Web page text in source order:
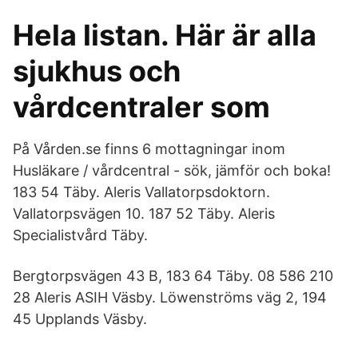
Hela listan. Här är alla
sjukhus och
vårdcentraler som
På Vården.se finns 6 mottagningar inom
Husläkare / vårdcentral - sök, jämför och boka!
183 54 Täby. Aleris Vallatorpsdoktorn.
Vallatorpsvägen 10. 187 52 Täby. Aleris
Specialistvård Täby.
Bergtorpsvägen 43 B, 183 64 Täby. 08 586 210
28 Aleris ASIH Väsby. Löwenströms väg 2, 194
45 Upplands Väsby.